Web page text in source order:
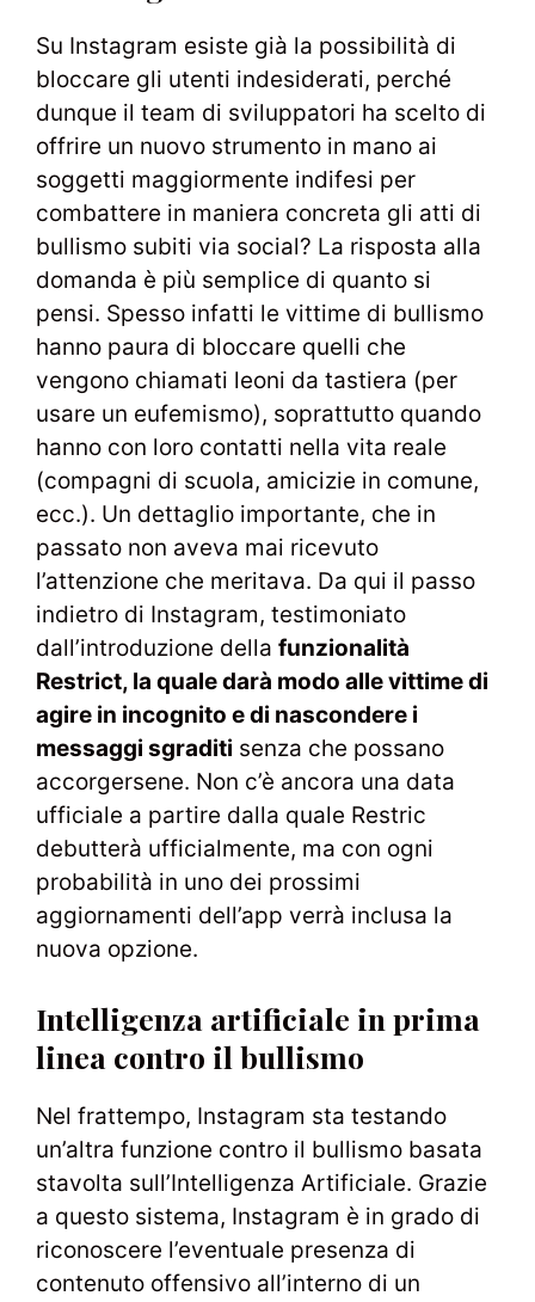
Su Instagram esiste già la possibilità di
bloccare gli utenti indesiderati, perché
dunque il team di sviluppatori ha scelto di
offrire un nuovo strumento in mano ai
soggetti maggiormente indifesi per
combattere in maniera concreta gli atti di
bullismo subiti via social? La risposta alla
domanda è più semplice di quanto si
pensi. Spesso infatti le vittime di bullismo
hanno paura di bloccare quelli che
vengono chiamati leoni da tastiera (per
usare un eufemismo), soprattutto quando
hanno con loro contatti nella vita reale
(compagni di scuola, amicizie in comune,
ecc.). Un dettaglio importante, che in
passato non aveva mai ricevuto
l’attenzione che meritava. Da qui il passo
indietro di Instagram, testimoniato
dall’introduzione della funzionalità
Restrict, la quale darà modo alle vittime di
agire in incognito e di nascondere i
messaggi sgraditi senza che possano
accorgersene. Non c’è ancora una data
ufficiale a partire dalla quale Restric
debutterà ufficialmente, ma con ogni
probabilità in uno dei prossimi
aggiornamenti dell’app verrà inclusa la
nuova opzione.
Intelligenza artificiale in prima
linea contro il bullismo
Nel frattempo, Instagram sta testando
un’altra funzione contro il bullismo basata
stavolta sull’Intelligenza Artificiale. Grazie
a questo sistema, Instagram è in grado di
riconoscere l’eventuale presenza di
contenuto offensivo all’interno di un